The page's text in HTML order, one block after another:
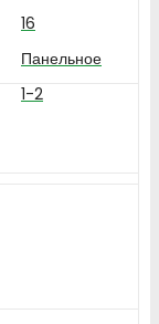
16
Панельное
1-2